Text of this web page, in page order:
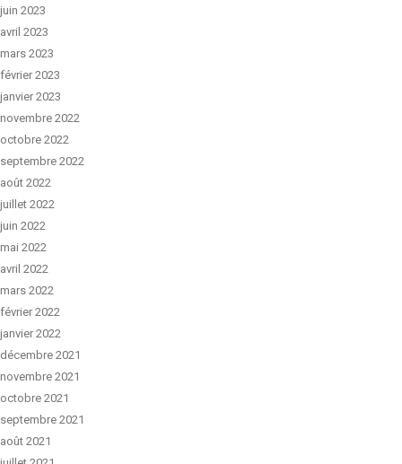
juin 2023
avril 2023
mars 2023
février 2023
janvier 2023
novembre 2022
octobre 2022
septembre 2022
août 2022
juillet 2022
juin 2022
mai 2022
avril 2022
mars 2022
février 2022
janvier 2022
décembre 2021
novembre 2021
octobre 2021
septembre 2021
août 2021